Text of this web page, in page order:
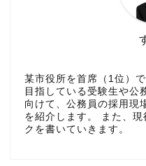
某市役所を首席（1位）
目指している受験生や公
向けて、公務員の採用現
を紹介します。 また、
クを書いていきます。